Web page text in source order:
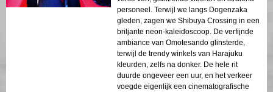
personeel. Terwijl we langs Dogenzaka
gleden, zagen we Shibuya Crossing in een
briljante neon-kaleidoscoop. De verfijnde
ambiance van Omotesando glinsterde,
terwijl de trendy winkels van Harajuku
kleurden, zelfs na donker. De hele rit
duurde ongeveer een uur, en het verkeer
voegde eigenlijk een cinematografische